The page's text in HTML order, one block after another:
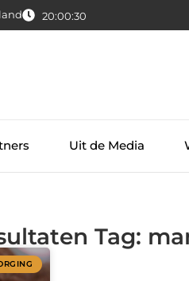
20:00:31
Uit de Media
Tag: